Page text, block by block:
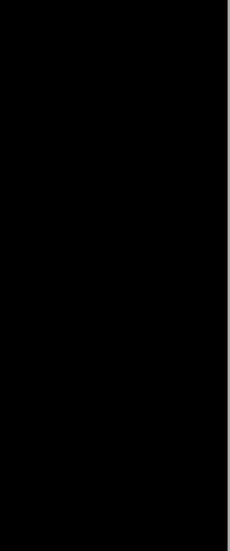
externos que
toda la
ampliar tu conocimiento